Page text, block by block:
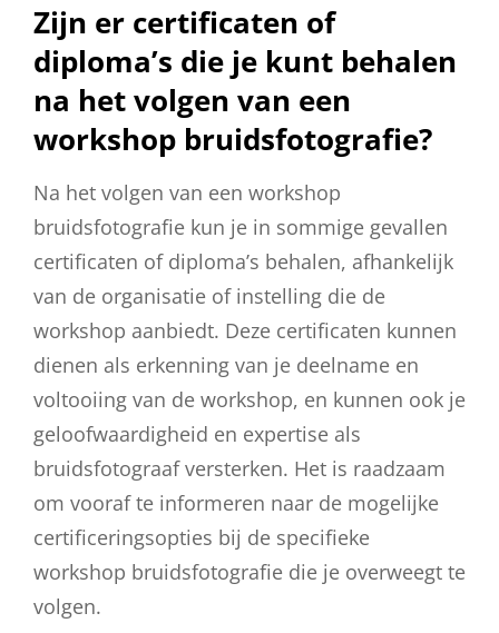
Zijn er certificaten of
diploma’s die je kunt behalen
na het volgen van een
workshop bruidsfotografie?
Na het volgen van een workshop
bruidsfotografie kun je in sommige gevallen
certificaten of diploma’s behalen, afhankelijk
van de organisatie of instelling die de
workshop aanbiedt. Deze certificaten kunnen
dienen als erkenning van je deelname en
voltooiing van de workshop, en kunnen ook je
geloofwaardigheid en expertise als
bruidsfotograaf versterken. Het is raadzaam
om vooraf te informeren naar de mogelijke
certificeringsopties bij de specifieke
workshop bruidsfotografie die je overweegt te
volgen.